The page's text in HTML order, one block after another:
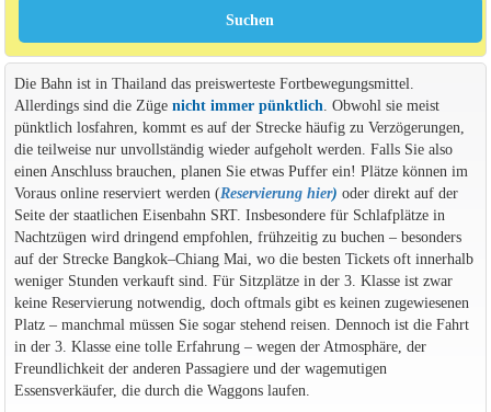
Die Bahn ist in Thailand das preiswerteste Fortbewegungsmittel.
Allerdings sind die Züge nicht immer pünktlich . Obwohl sie meist
pünktlich losfahren, kommt es auf der Strecke häufig zu Verzögerungen,
die teilweise nur unvollständig wieder aufgeholt werden. Falls Sie also
einen Anschluss brauchen, planen Sie etwas Puffer ein! Plätze können im
Voraus online reserviert werden (Reservierung hier) oder direkt auf der
Seite der staatlichen Eisenbahn SRT. Insbesondere für Schlafplätze in
Nachtzügen wird dringend empfohlen, frühzeitig zu buchen – besonders
auf der Strecke Bangkok–Chiang Mai, wo die besten Tickets oft innerhalb
weniger Stunden verkauft sind. Für Sitzplätze in der 3. Klasse ist zwar
keine Reservierung notwendig, doch oftmals gibt es keinen zugewiesenen
Platz – manchmal müssen Sie sogar stehend reisen. Dennoch ist die Fahrt
in der 3. Klasse eine tolle Erfahrung – wegen der Atmosphäre, der
Freundlichkeit der anderen Passagiere und der wagemutigen
Essensverkäufer, die durch die Waggons laufen.